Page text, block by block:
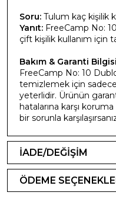
Soru: Tulum kaç kişilik
Yanıt: FreeCamp No:
çift kişilik kullanım için
Bakım & Garanti
FreeCamp No: 10
temizlemek için
yeterlidir. Ürünün
hatalarına karşı
bir sorunla
İADE/DEĞİŞİM
ÖDEME